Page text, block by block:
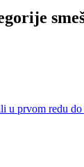
u prvom redu do